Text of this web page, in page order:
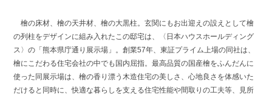
檜の床材、檜の天井材、檜の大黒柱。玄関にもお出迎えの設えとして檜
の列柱をデザインに組み入れたこの邸宅は、〈日本ハウスホールディング
ス〉の「熊本県庁通り展示場」。創業57年、東証プライム上場の同社は、
檜にこだわる住宅会社の中でも国内屈指。最高品質の国産檜をふんだんに
使った同展示場は、檜の香り漂う木造住宅の美しさ、心地良さを体感いた
だけると同時に、快適な暮らしを支える住宅性能や間取りの工夫等、見所